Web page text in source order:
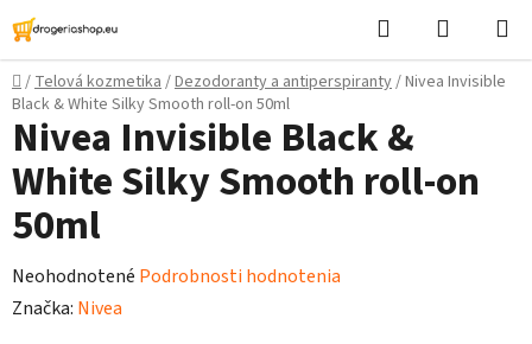
Prejsť
na
obsah
Hľadať
košík
Domov
/Telová kozmetika/Dezodoranty a antiperspiranty/Nivea Invisible
Black & White Silky Smooth roll-on 50ml
Nivea Invisible Black &
White Silky Smooth roll-on
50ml
Priemerné
hodnotenie
Neohodnotené Podrobnosti hodnotenia
Značka: Nivea